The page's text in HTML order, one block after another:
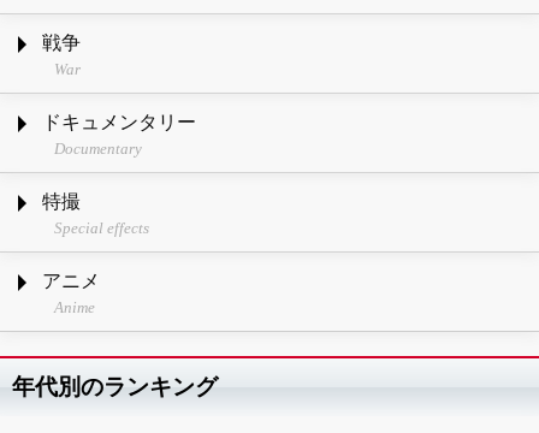
戦争
War
ドキュメンタリー
Documentary
特撮
Special effects
アニメ
Anime
年代別のランキング